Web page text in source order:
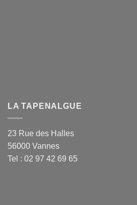
LA TAPENALGUE
23 Rue des Halles
56000 Vannes
Tel : 02 97 42 69 65